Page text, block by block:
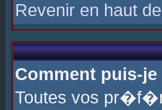
Revenir en haut
Comment puis-
Toutes vos